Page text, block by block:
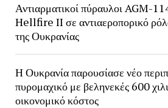
Αντιαρματικοί πύραυλοι AGM-
Hellfire II σε αντιαεροπορικό
της Ουκρανίας
Η Ουκρανία παρουσίασε νέο
πυρομαχικό με βεληνεκές 600
οικονομικό κόστος